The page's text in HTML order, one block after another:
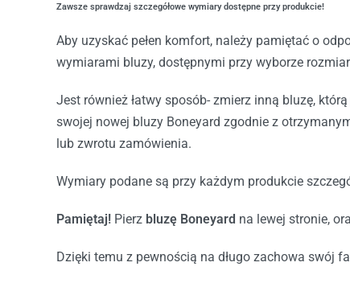
Zawsze sprawdzaj szczegółowe wymiary dostępne przy produkcie!
Aby uzyskać pełen komfort, należy pamiętać o
wymiarami bluzy, dostępnymi przy wyborze
Jest również łatwy sposób- zmierz inną bluzę,
swojej nowej bluzy Boneyard zgodnie z
lub zwrotu zamówienia.
Wymiary podane są przy każdym produkcie
Pamiętaj! Pierz bluzę Boneyard na lewej stronie,
Dzięki temu z pewnością na długo zachowa swój